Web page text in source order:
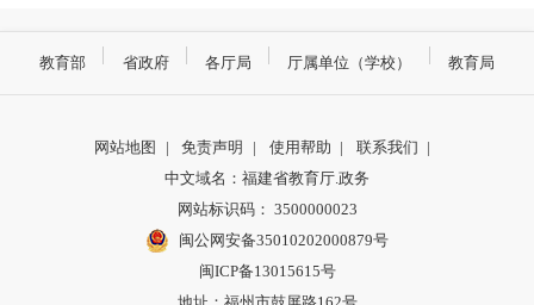
教育部 省政府 各厅局 厅属单位（学校） 教育局
网站地图 | 免责声明 | 使用帮助 | 联系我们 |
中文域名：福建省教育厅.政务
网站标识码： 3500000023
闽公网安备35010202000879号
闽ICP备13015615号